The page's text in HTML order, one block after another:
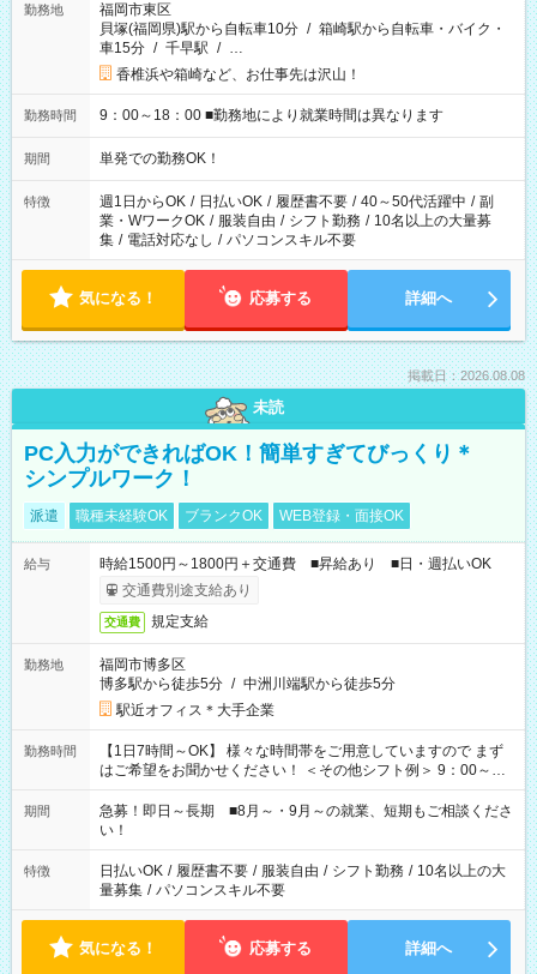
勤務地
福岡市東区
貝塚(福岡県)駅から自転車10分 / 箱崎駅から自転車・バイク・
車15分 / 千早駅 / …
香椎浜や箱崎など、お仕事先は沢山！
勤務時間 9：00～18：00 ■勤務地により就業時間は異なります
期間 単発での勤務OK！
特徴 週1日からOK / 日払いOK / 履歴書不要 / 40～50代活躍中 / 副
業・WワークOK / 服装自由 / シフト勤務 / 10名以上の大量募
集 / 電話対応なし / パソコンスキル不要
気になる！ 応募する 詳細へ
掲載日：2026.08.08
未読
PC入力ができればOK！簡単すぎてびっくり＊
シンプルワーク！
派遣 職種未経験OK ブランクOK WEB登録・面接OK
給与
時給1500円～1800円＋交通費 ■昇給あり ■日・週払いOK
交通費別途支給あり
交通費 規定支給
勤務地
福岡市博多区
博多駅から徒歩5分 / 中洲川端駅から徒歩5分
駅近オフィス＊大手企業
勤務時間
【1日7時間～OK】 様々な時間帯をご用意していますので まず
はご希望をお聞かせください！ ＜その他シフト例＞ 9：00～
17：00 11：00～20：00 などなど！その他のお時間もOKで
す！
期間
急募！即日～長期 ■8月～・9月～の就業、短期もご相談くださ
い！
特徴 日払いOK / 履歴書不要 / 服装自由 / シフト勤務 / 10名以上の大
量募集 / パソコンスキル不要
気になる！ 応募する 詳細へ